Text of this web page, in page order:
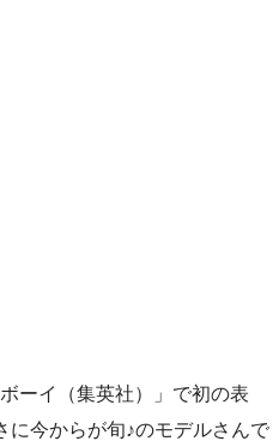
ーイ（集英社）」で初の表
に今からが旬♪のモデルさんで